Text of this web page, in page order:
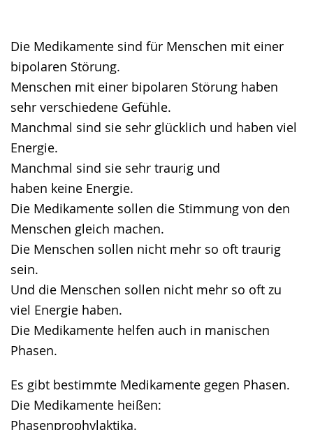
angezeigt.
Die Medikamente sind für Menschen mit einer
bipolaren Störung.
Menschen mit einer bipolaren Störung haben
sehr verschiedene Gefühle.
Manchmal sind sie sehr glücklich und haben viel
Energie.
Manchmal sind sie sehr traurig und
haben keine Energie.
Die Medikamente sollen die Stimmung von den
Menschen gleich machen.
Die Menschen sollen nicht mehr so oft traurig
sein.
Und die Menschen sollen nicht mehr so oft zu
viel Energie haben.
Die Medikamente helfen auch in manischen
Phasen.
Es gibt bestimmte Medikamente gegen Phasen.
Die Medikamente heißen:
Phasenprophylaktika.